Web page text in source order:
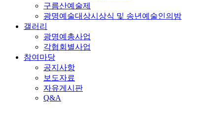
구름산예술제
광명예술대상시상식 및 송년예술인의밤
갤러리
광명예총사업
각협회별사업
참여마당
공지사항
보도자료
자유게시판
Q&A